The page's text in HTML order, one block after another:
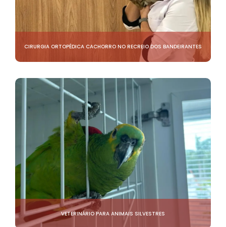
CIRURGIA ORTOPÉDICA CACHORRO NO RECREIO DOS BANDEIRANTES
VETERINÁRIO PARA ANIMAIS SILVESTRES